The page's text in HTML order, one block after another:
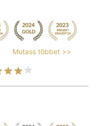
Mutass többet >>